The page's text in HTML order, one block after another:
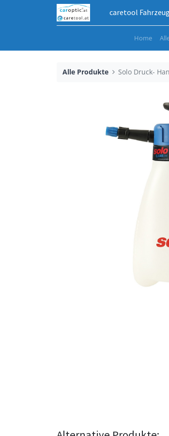
caretool
Home
Alle Produkte Solo Druck-